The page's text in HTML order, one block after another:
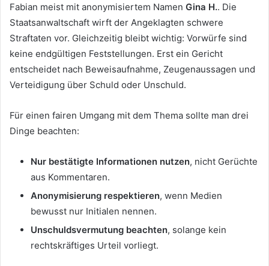
Fabian meist mit anonymisiertem Namen Gina H.. Die
Staatsanwaltschaft wirft der Angeklagten schwere
Straftaten vor. Gleichzeitig bleibt wichtig: Vorwürfe sind
keine endgültigen Feststellungen. Erst ein Gericht
entscheidet nach Beweisaufnahme, Zeugenaussagen und
Verteidigung über Schuld oder Unschuld.
Für einen fairen Umgang mit dem Thema sollte man drei
Dinge beachten:
Nur bestätigte Informationen nutzen, nicht Gerüchte
aus Kommentaren.
Anonymisierung respektieren, wenn Medien
bewusst nur Initialen nennen.
Unschuldsvermutung beachten, solange kein
rechtskräftiges Urteil vorliegt.